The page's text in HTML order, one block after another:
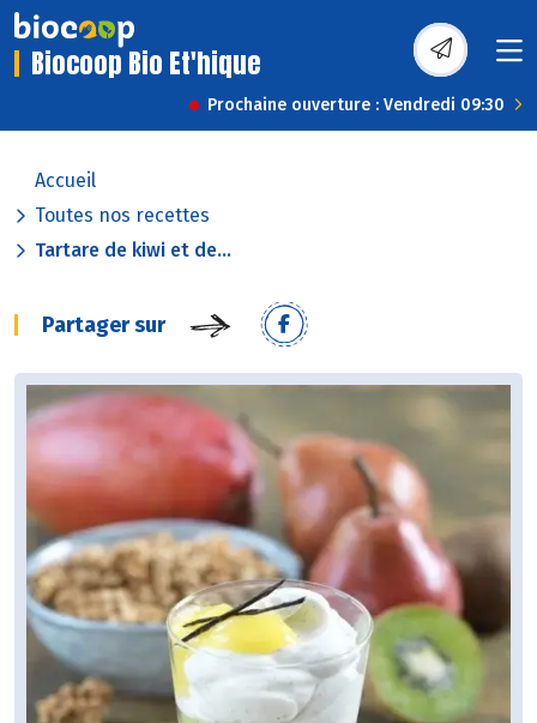
Biocoop Bio Et'hique
Prochaine ouverture : Vendredi 09:30
Accueil
Toutes nos recettes
Tartare de kiwi et de...
Partager sur